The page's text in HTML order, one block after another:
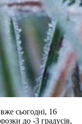
сьогодні, 16
до -3 градусів,